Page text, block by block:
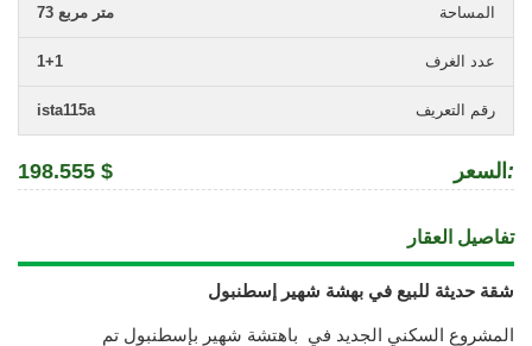
المساحة 73 متر مربع
عدد الغرف 1+1
رقم التعريف ista115a
السعر :
198.555 $
تفاصيل العقار
شقة حديثة للبيع في بهشة شهير إسطنبول
المشروع السكني الجديد في باهتشة شهير بإسطنبول تم